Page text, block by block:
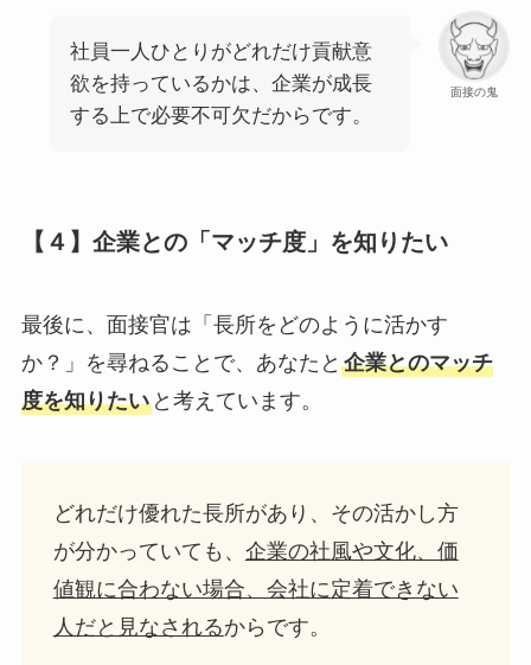
面接の鬼
社員一人ひとりがどれだけ貢献意
欲を持っているかは、企業が成長
する上で必要不可欠だからです。
【４】企業との「マッチ度」を知りたい
最後に、面接官は「長所をどのように活かす
か？」を尋ねることで、あなたと 企業とのマッチ
度を知りたいと考えています。
どれだけ優れた長所があり、その活かし方
が分かっていても、 企業の社風や文化、価
値観に合わない場合、会社に定着できない
人だと見なされるからです。